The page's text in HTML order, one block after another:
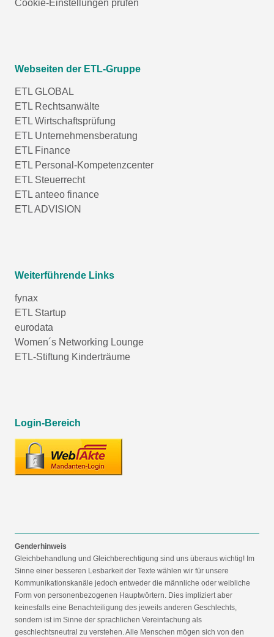
Cookie-Einstellungen prüfen
Webseiten der ETL-Gruppe
ETL GLOBAL
ETL Rechtsanwälte
ETL Wirtschaftsprüfung
ETL Unternehmensberatung
ETL Finance
ETL Personal-Kompetenzcenter
ETL Steuerrecht
ETL anteeo finance
ETL ADVISION
Weiterführende Links
fynax
ETL Startup
eurodata
Women´s Networking Lounge
ETL-Stiftung Kinderträume
Login-Bereich
Genderhinweis
Gleichbehandlung und Gleichberechtigung sind uns überaus wichtig! Im
Sinne einer besseren Lesbarkeit der Texte wählen wir für unsere
Kommunikationskanäle jedoch entweder die männliche oder weibliche
Form von personenbezogenen Hauptwörtern. Dies impliziert aber
keinesfalls eine Benachteiligung des jeweils anderen Geschlechts,
sondern ist im Sinne der sprachlichen Vereinfachung als
geschlechtsneutral zu verstehen. Alle Menschen mögen sich von den